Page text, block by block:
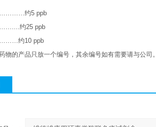
…………约5 ppb
约25 ppb
约10 ppb
物的产品只放一个编号，其余编号如有需要请与公司。